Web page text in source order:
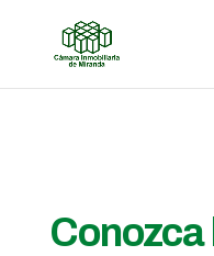
Conozca